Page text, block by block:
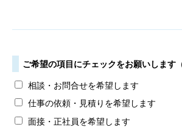
ご希望の項目にチェックをお願いします
相談・お問合せを希望します
仕事の依頼・見積りを希望します
面接・正社員を希望します